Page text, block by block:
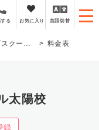
宿免許プ
る お気に入り 言語切替
太陽校 料金表
太陽校
録